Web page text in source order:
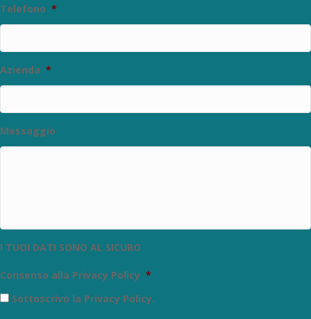
Telefono *
Azienda *
Messaggio
I TUOI DATI SONO AL SICURO
Consenso alla Privacy Policy *
Sottoscrivo la Privacy Policy.